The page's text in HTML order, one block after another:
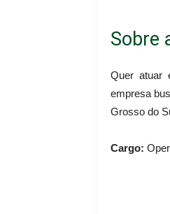
Sobre
Quer atuar
empresa
Grosso do
Cargo: